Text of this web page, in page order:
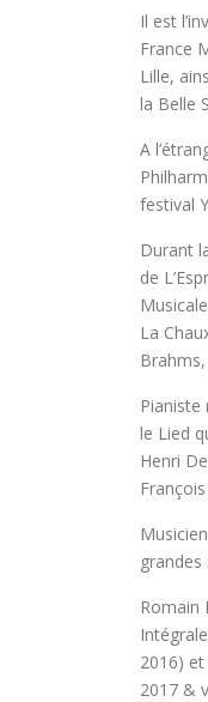
Il est
France
Lille,
la Belle
A
festival
Durant
de
La
le Lied
Henri
grandes
Romain
2016)
2017 &